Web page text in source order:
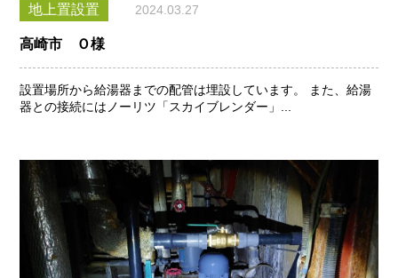
地上置設置 2024.03.27
高崎市 Ｏ様
設置場所から給湯器までの配管は埋設しています。 また、給湯
器との接続にはノーリツ「スカイブレンダー」...